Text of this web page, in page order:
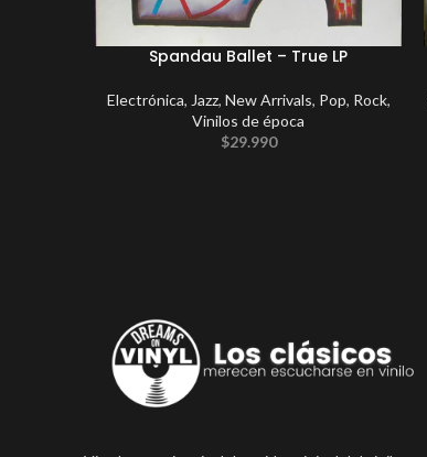
Spandau Ballet – True LP
Electrónica, Jazz, New Arrivals, Pop, Rock,
Vinilos de época
$29.990